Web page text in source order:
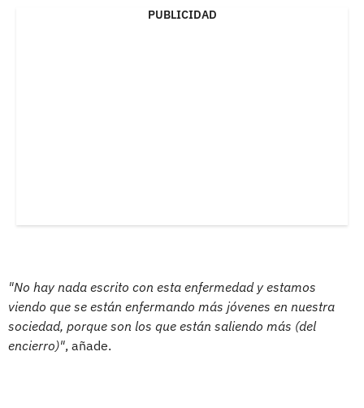
PUBLICIDAD
"No hay nada escrito con esta enfermedad y estamos
viendo que se están enfermando más jóvenes en nuestra
sociedad, porque son los que están saliendo más (del
encierro)", añade.